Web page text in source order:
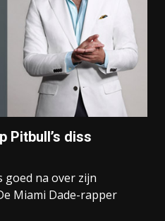
Pitbull’s diss
goed na over zijn
Miami Dade-rapper